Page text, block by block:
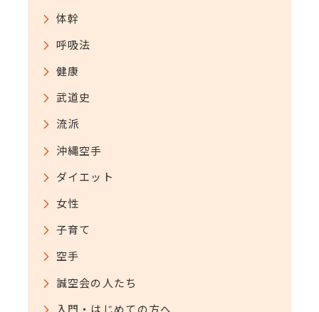
体幹
呼吸法
健康
武道史
流派
沖縄空手
ダイエット
女性
子育て
空手
誠空会の人たち
入門・はじめての方へ